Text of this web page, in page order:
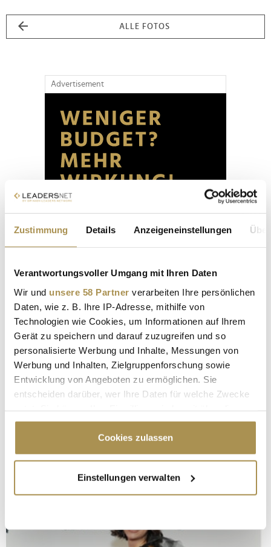
Zustimmung Details Anzeigeneinstellungen
Verantwortungsvoller Umgang mit Ihren Daten
Wir und unsere 58 Partner verarbeiten Ihre persönlichen
Daten, wie z. B. Ihre IP-Adresse, mithilfe von
Technologien wie Cookies, um Informationen auf Ihrem
Gerät zu speichern und darauf zuzugreifen und so
personalisierte Werbung und Inhalte, Messungen von
Werbung und Inhalten, Zielgruppenforschung sowie
Entwicklung von Angeboten zu ermöglichen. Sie
entscheiden darüber, wer Ihre Daten für welche Zwecke
Cookie-Erklärung oder durch Klicken auf das Privacy
Trigger Symbol ändern oder widerrufen
Informationen über Ihre geografische Lage
erfassen, welche bis auf einige Meter genau sein
bestimmten Merkmalen (Fingerprinting) identifizieren
Cookies zulassen
Einstellungen verwalten
ALLE FOTOS
Advertisement